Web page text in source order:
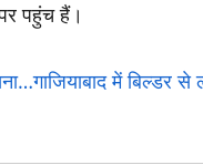
पहुंच हैं।
में बिल्डर से